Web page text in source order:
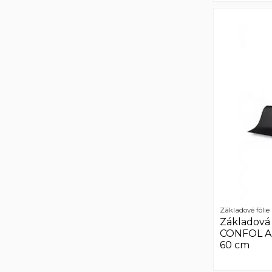
Základové fólie
CONFOL
60 cm